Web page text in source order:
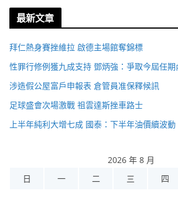
最新文章
拜仁熱身賽挫維拉 啟德主場館奪錦標
性罪行修例獲九成支持 鄧炳強：爭取今屆任
涉造假公屋富戶申報表 倉管員准保釋候訊
足球盛會次場激戰 祖雲達斯挫車路士
上半年純利大增七成 國泰：下半年油價續波動
2026 年 8 月
日
一 二 三 四